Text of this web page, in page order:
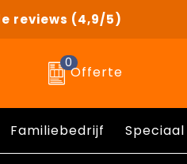
reviews (4,9/5)
0
Offerte
Familiebedrijf